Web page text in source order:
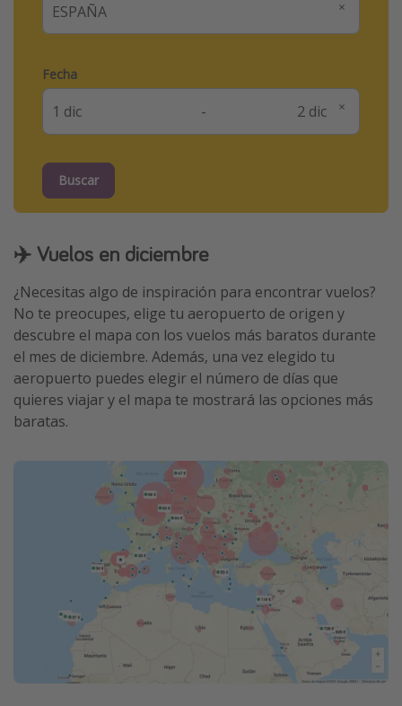
Fecha
-
Buscar
✈️ Vuelos en diciembre
¿Necesitas algo de inspiración para encontrar vuelos?
No te preocupes, elige tu aeropuerto de origen y
descubre el mapa con los vuelos más baratos durante
el mes de diciembre. Además, una vez elegido tu
aeropuerto puedes elegir el número de días que
quieres viajar y el mapa te mostrará las opciones más
baratas.